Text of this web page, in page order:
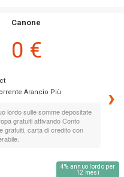
Arancio Più
lordo sulle somme depositate
gratuiti attivando Conto
gratuiti, carta di credito con
Canone
0 €
›
4% annuo lordo per
12 mesi